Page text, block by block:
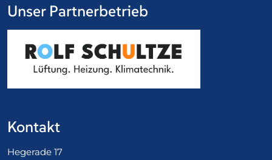
Unser Partnerbetrieb
Kontakt
Hegerade 17